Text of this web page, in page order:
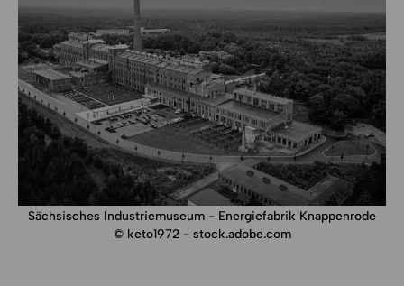
Sächsisches Industriemuseum - Energiefabrik Knappenrode
© keto1972 - stock.adobe.com